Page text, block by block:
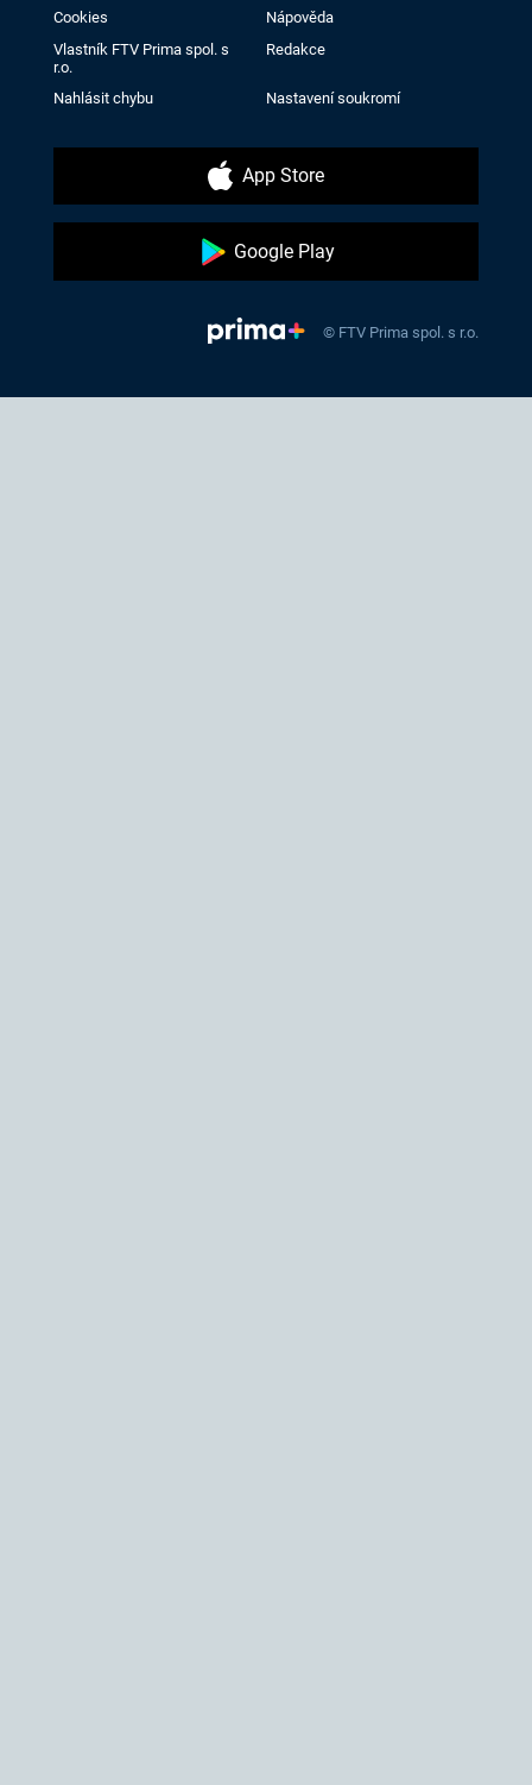
Cookies
Nápověda
Vlastník FTV Prima spol. s
r.o.
Redakce
Nahlásit chybu Nastavení soukromí
App Store
Google Play
© FTV Prima spol. s r.o.